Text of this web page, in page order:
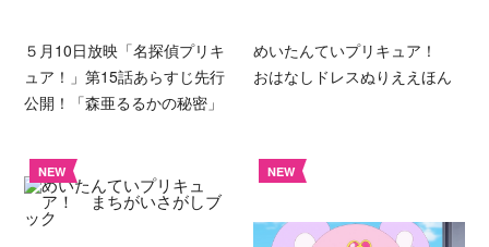
５月10日放映「名探偵プリキ
ュア！」第15話あらすじ先行
公開！「森亜るるかの秘密」
めいたんていプリキュア！
おはなしドレスぬりええほん
NEW NEW